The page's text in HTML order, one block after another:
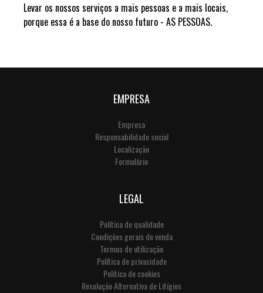
Levar os nossos serviços a mais pessoas e a mais locais,
porque essa é a base do nosso futuro - AS PESSOAS.
EMPRESA
Empresa
Responsabilidade social
Localização
Formulário
LEGAL
Política de qualidade
Condições gerais de venda
Termos de utilização
Política de privacidade
Política de cookies
Resolução Alternativa de Litígios